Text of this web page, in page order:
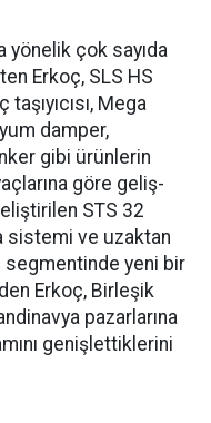
yönelik çok sayıda
Erkoç, SLS HS
Mega
damper,
gibi ürünlerin
göre geliş­
STS 32
siste­mi ve uzaktan
yeni bir
Erkoç, Birleşik
pazarlarına
geniş­lettiklerini